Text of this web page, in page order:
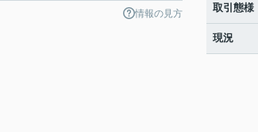
情報の見方 取引態様
現況